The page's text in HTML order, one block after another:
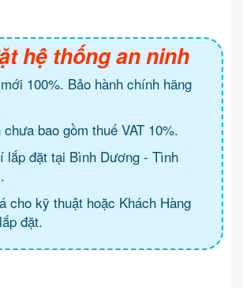
hệ thống an ninh
100%. Bảo hành chính hãng
bao gồm thuế VAT 10%.
lắp đặt tại Bình Dương - Tình
cho kỹ thuật hoặc Khách Hàng
đặt.